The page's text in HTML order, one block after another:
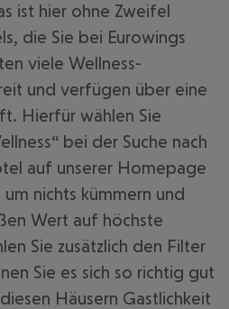
ist hier ohne Zweifel
die Sie bei Eurowings
viele Wellness-
und verfügen über eine
Hierfür wählen Sie
bei der Suche nach
auf unserer Homepage
nichts kümmern und
Wert auf höchste
Sie zusätzlich den Filter
Sie es sich so richtig gut
Häusern Gastlichkeit